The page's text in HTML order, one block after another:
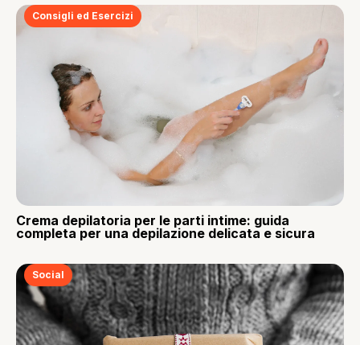
Consigli ed Esercizi
Crema depilatoria per le parti intime: guida
completa per una depilazione delicata e sicura
Social